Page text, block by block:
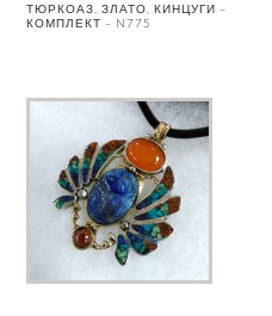
ТЮРКОАЗ, ЗЛАТО, КИНЦУГИ –
КОМПЛЕКТ – N775